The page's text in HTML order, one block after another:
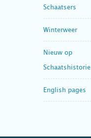
Schaatsers
Winterweer
Nieuw op
Schaatshistorie
English pages